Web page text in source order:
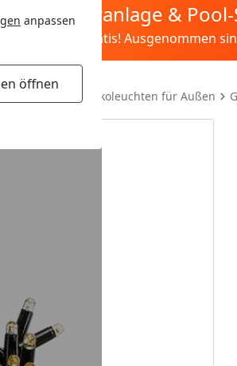
anpassen
öffnen
Sandfilteranlage &
Filter&Pflege gratis! Ausgenommen
Weitere Dekoleuchten für Außen